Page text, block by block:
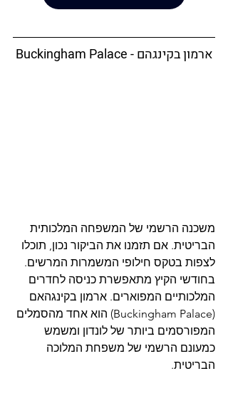
ארמון בקינגהם - Buckingham Palace
משכנה הרשמי של המשפחה המלכותית
הבריטית. אם תזמנו את הביקור נכון, תוכלו
לצפות בטקס חילופי המשמרות המרשים.
בחודשי הקיץ מתאפשרת כניסה לחדרים
המלכותיים המפוארים. ארמון בקינגהאם
(Buckingham Palace) הוא אחד מהסמלים
המפורסמים ביותר של לונדון ומשמש
כמעונם הרשמי של משפחת המלוכה
הבריטית.